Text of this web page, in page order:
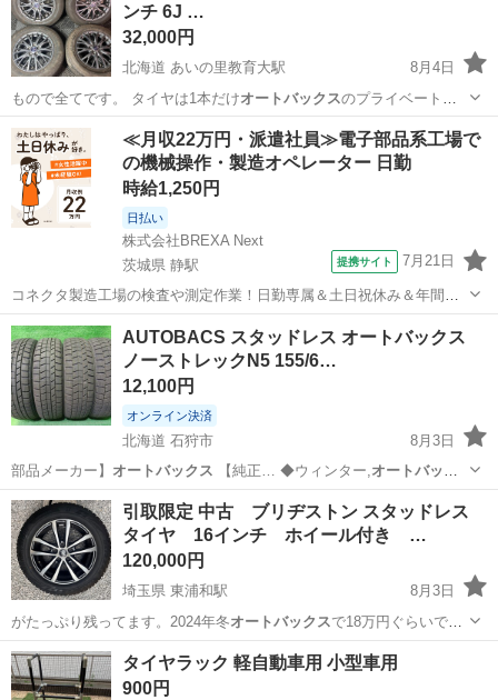
ンチ 6J …
32,000円
北海道 あいの里教育大駅
8月4日
もので全てです。 タイヤは1本だけオートバックスのプライベートブ
ランドの物ですが、…
北海道 札幌市 あいの里教育大駅 タイヤ、ホイール
15インチ
≪月収22万円・派遣社員≫電子部品系工場で
の機械操作・製造オペレーター 日勤
時給1,250円
日払い
株式会社BREXA Next
茨城県 静駅
提携サイト 7月21日
コネクタ製造工場の検査や測定作業！日勤専属＆土日祝休み＆年間休
日128日★クリーンルーム内作業★マイカー通勤OK＆無料駐車場あり
★就業先食堂利用可！日払い制度あり！《茨城県常陸大宮市》 人気の
工場のお仕事 ◇コネクタ製造工...
茨城 常陸大宮市 その他
AUTOBACS スタッドレス オートバックス
ノーストレックN5 155/6…
12,100円
オンライン決済
北海道 石狩市
8月3日
部品メーカー】 オートバックス 【純正… ◆ウィンター,オートバック
ス,ノーストレッ…
北海道 石狩市 タイヤ、ホイール オートバックス
引取限定 中古 ブリヂストン スタッドレス
タイヤ 16インチ ホイール付き …
120,000円
埼玉県 東浦和駅
8月3日
がたっぷり残ってます。2024年冬オートバックスで18万円ぐらいで購
入したものです…
埼玉 さいたま市 東浦和駅 タイヤ、ホイール
タイヤラック 軽自動車用 小型車用
900円